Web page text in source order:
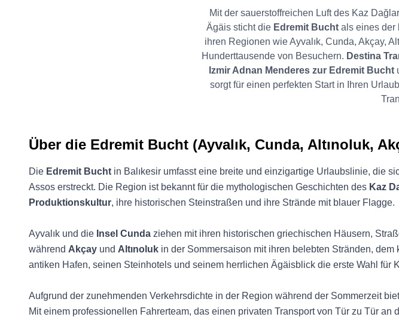
Mit der sauerstoffreichen Luft des Kaz
Ägäis sticht die Edremit Bucht als eines der
ihren Regionen wie Ayvalık, Cunda, Akçay,
Hunderttausende von Besuchern. Destina
Izmir Adnan Menderes zur Edremit Bucht
sorgt für einen perfekten Start in Ihren
Über die Edremit Bucht (Ayvalık, Cunda, Altınoluk,
Die Edremit Bucht in Balıkesir umfasst eine breite und einzigartige Urlaubslinie, die
Assos erstreckt. Die Region ist bekannt für die mythologischen Geschichten des Kaz
Produktionskultur, ihre historischen Steinstraßen und ihre Strände mit blauer Flagge.
Ayvalık und die Insel Cunda ziehen mit ihren historischen griechischen Häusern,
während Akçay und Altınoluk in der Sommersaison mit ihren belebten Stränden,
antiken Hafen, seinen Steinhotels und seinem herrlichen Ägäisblick die erste Wahl für
Aufgrund der zunehmenden Verkehrsdichte in der Region während der Sommerzeit
Mit einem professionellen Fahrerteam, das einen privaten Transport von Tür zu Tür